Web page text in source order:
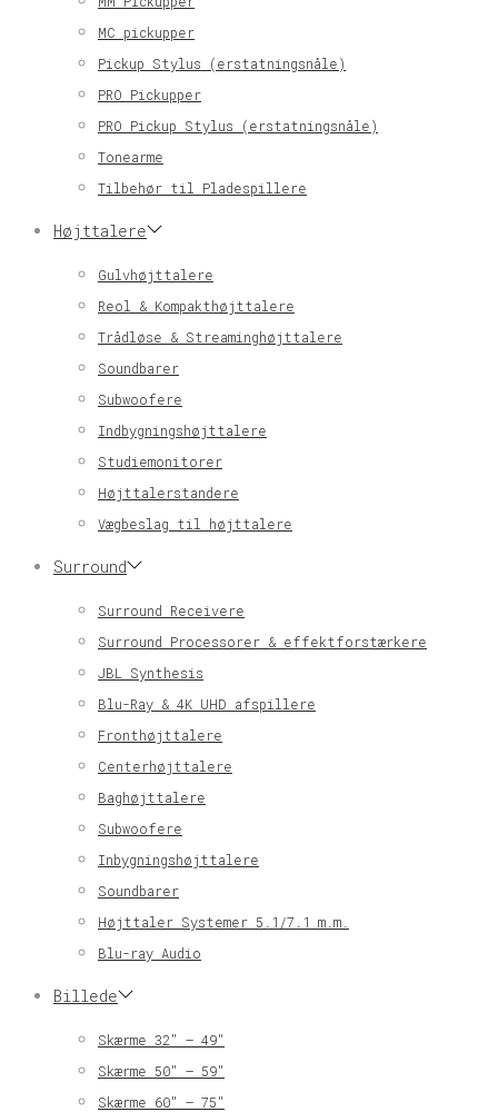
MC pickupper
Pickup Stylus (erstatningsnåle)
PRO Pickupper
PRO Pickup Stylus (erstatningsnåle)
Tonearme
Tilbehør til Pladespillere
Højttalere
Gulvhøjttalere
Reol & Kompakthøjttalere
Trådløse & Streaminghøjttalere
Soundbarer
Subwoofere
Indbygningshøjttalere
Studiemonitorer
Højttalerstandere
Vægbeslag til højttalere
Surround
Surround Receivere
Surround Processorer & effektforstærkere
JBL Synthesis
Blu-Ray & 4K UHD afspillere
Fronthøjttalere
Centerhøjttalere
Baghøjttalere
Subwoofere
Inbygningshøjttalere
Soundbarer
Højttaler Systemer 5.1/7.1 m.m.
Blu-ray Audio
Billede
Skærme 32″ – 49″
Skærme 50″ – 59″
Skærme 60″ – 75″